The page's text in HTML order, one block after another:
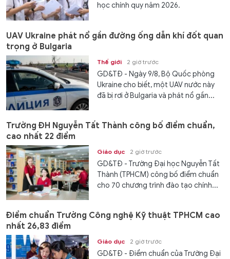
học chính quy năm 2026.
UAV Ukraine phát nổ gần đường ống dẫn khí đốt quan
trọng ở Bulgaria
Thế giới 2 giờ trước
GD&TĐ - Ngày 9/8, Bộ Quốc phòng
Ukraine cho biết, một UAV nước này
đã bị rơi ở Bulgaria và phát nổ gần...
Trường ĐH Nguyễn Tất Thành công bố điểm chuẩn,
cao nhất 22 điểm
Giáo dục 2 giờ trước
GD&TĐ - Trường Đại học Nguyễn Tất
Thành (TPHCM) công bố điểm chuẩn
cho 70 chương trình đào tạo chính...
Điểm chuẩn Trường Công nghệ Kỹ thuật TPHCM cao
nhất 26,83 điểm
Giáo dục 2 giờ trước
GD&TĐ - Điểm chuẩn của Trường Đại